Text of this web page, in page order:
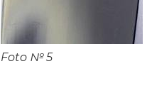
Foto № 5